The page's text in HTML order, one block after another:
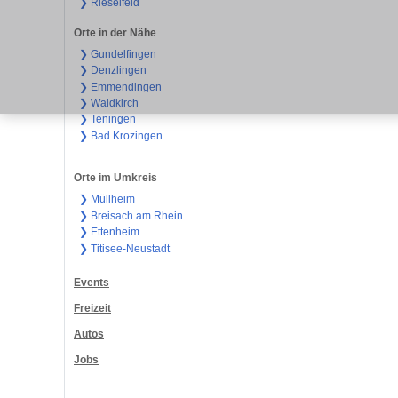
❯ Rieselfeld
Orte in der Nähe
❯ Gundelfingen
❯ Denzlingen
❯ Emmendingen
❯ Waldkirch
❯ Teningen
❯ Bad Krozingen
Orte im Umkreis
❯ Müllheim
❯ Breisach am Rhein
❯ Ettenheim
❯ Titisee-Neustadt
Events
Freizeit
Autos
Jobs